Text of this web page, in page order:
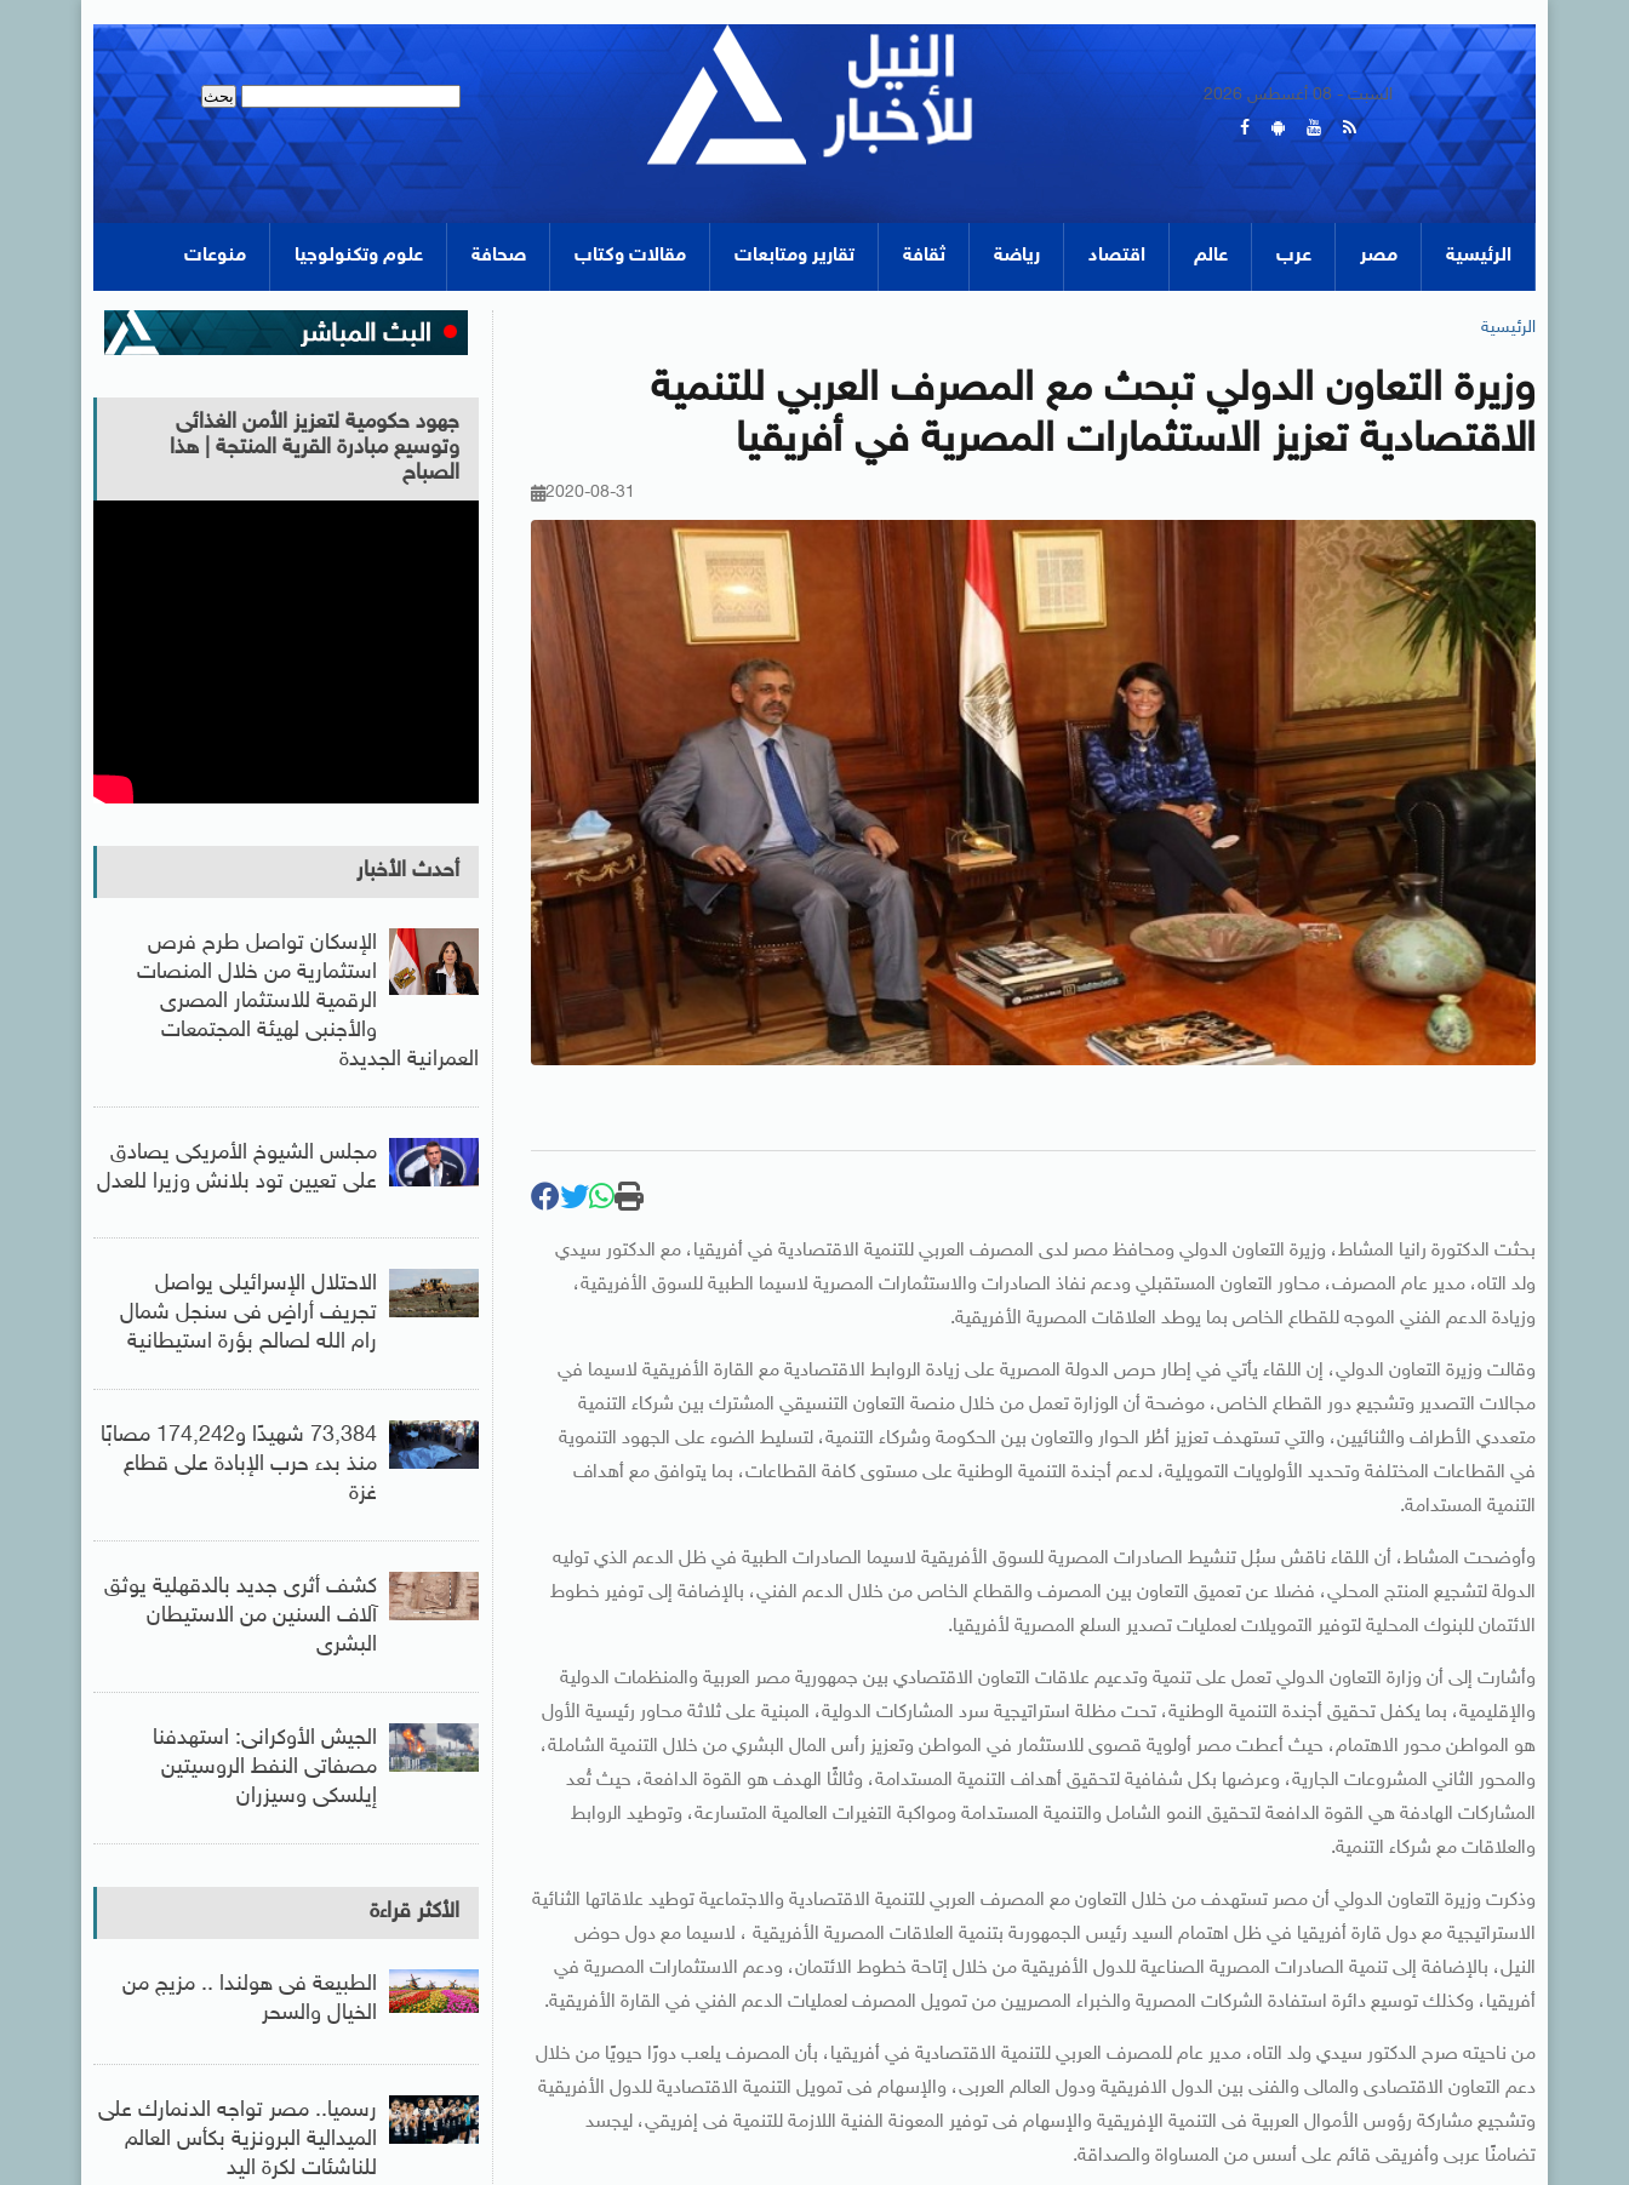
السبت - 08 أغسطس 2026
الرئيسية مصر عرب عالم اقتصاد رياضة ثقافة تقارير ومتابعات مقالات وكتاب صحافة علوم وتكنولوجيا منوعات
الرئيسية
وزيرة التعاون الدولي تبحث مع المصرف العربي للتنمية
الاقتصادية تعزيز الاستثمارات المصرية في أفريقيا
2020-08-31
بحثت الدكتورة رانيا المشاط، وزيرة التعاون الدولي ومحافظ مصر لدى المصرف العربي للتنمية الاقتصادية في أفريقيا، مع الدكتور سيدي
ولد التاه، مدير عام المصرف، محاور التعاون المستقبلي ودعم نفاذ الصادرات والاستثمارات المصرية لاسيما الطبية للسوق الأفريقية،
وزيادة الدعم الفني الموجه للقطاع الخاص بما يوطد العلاقات المصرية الأفريقية.
وقالت وزيرة التعاون الدولي، إن اللقاء يأتي في إطار حرص الدولة المصرية على زيادة الروابط الاقتصادية مع القارة الأفريقية لاسيما في
مجالات التصدير وتشجيع دور القطاع الخاص، موضحة أن الوزارة تعمل من خلال منصة التعاون التنسيقي المشترك بين شركاء التنمية
متعددي الأطراف والثنائيين، والتي تستهدف تعزيز أطُر الحوار والتعاون بين الحكومة وشركاء التنمية، لتسليط الضوء على الجهود التنموية
في القطاعات المختلفة وتحديد الأولويات التمويلية، لدعم أجندة التنمية الوطنية على مستوى كافة القطاعات، بما يتوافق مع أهداف
التنمية المستدامة.
وأوضحت المشاط، أن اللقاء ناقش سبُل تنشيط الصادرات المصرية للسوق الأفريقية لاسيما الصادرات الطبية في ظل الدعم الذي توليه
الدولة لتشجيع المنتج المحلي، فضلا عن تعميق التعاون بين المصرف والقطاع الخاص من خلال الدعم الفني، بالإضافة إلى توفير خطوط
الائتمان للبنوك المحلية لتوفير التمويلات لعمليات تصدير السلع المصرية لأفريقيا.
وأشارت إلى أن وزارة التعاون الدولي تعمل على تنمية وتدعيم علاقات التعاون الاقتصادي بين جمهورية مصر العربية والمنظمات الدولية
والإقليمية، بما يكفل تحقيق أجندة التنمية الوطنية، تحت مظلة استراتيجية سرد المشاركات الدولية، المبنية على ثلاثة محاور رئيسية الأول
هو المواطن محور الاهتمام، حيث أعطت مصر أولوية قصوى للاستثمار في المواطن وتعزيز رأس المال البشري من خلال التنمية الشاملة،
والمحور الثاني المشروعات الجارية، وعرضها بكل شفافية لتحقيق أهداف التنمية المستدامة، وثالثًا الهدف هو القوة الدافعة، حيث تُعد
المشاركات الهادفة هي القوة الدافعة لتحقيق النمو الشامل والتنمية المستدامة ومواكبة التغيرات العالمية المتسارعة، وتوطيد الروابط
والعلاقات مع شركاء التنمية.
وذكرت وزيرة التعاون الدولي أن مصر تستهدف من خلال التعاون مع المصرف العربي للتنمية الاقتصادية والاجتماعية توطيد علاقاتها الثنائية
الاستراتيجية مع دول قارة أفريقيا في ظل اهتمام السيد رئيس الجمهورىة بتنمية العلاقات المصرية الأفريقية ، لاسيما مع دول حوض
النيل، بالإضافة إلى تنمية الصادرات المصرية الصناعية للدول الأفريقية من خلال إتاحة خطوط الائتمان، ودعم الاستثمارات المصرية في
أفريقيا، وكذلك توسيع دائرة استفادة الشركات المصرية والخبراء المصريين من تمويل المصرف لعمليات الدعم الفني في القارة الأفريقية.
من ناحيته صرح الدكتور سيدي ولد التاه، مدير عام للمصرف العربي للتنمية الاقتصادية في أفريقيا، بأن المصرف يلعب دورًا حيويًا من خلال
دعم التعاون الاقتصادى والمالى والفنى بين الدول الافريقية ودول العالم العربى، والإسهام فى تمويل التنمية الاقتصادية للدول الأفريقية
وتشجيع مشاركة رؤوس الأموال العربية فى التنمية الإفريقية والإسهام فى توفير المعونة الفنية اللازمة للتنمية فى إفريقي، ليجسد
تضامنًا عربى وأفريقى قائم على أسس من المساواة والصداقة.
جهود حكومية لتعزيز الأمن الغذائى
وتوسيع مبادرة القرية المنتجة | هذا
الصباح
أحدث الأخبار
الإسكان تواصل طرح فرص
استثمارية من خلال المنصات
الرقمية للاستثمار المصرى
والأجنبى لهيئة المجتمعات
العمرانية الجديدة
مجلس الشيوخ الأمريكى يصادق
على تعيين تود بلانش وزيرا للعدل
الاحتلال الإسرائيلى يواصل
تجريف أراضٍ فى سنجل شمال
رام الله لصالح بؤرة استيطانية
73,384 شهيدًا و174,242 مصابًا
منذ بدء حرب الإبادة على قطاع
غزة
كشف أثرى جديد بالدقهلية يوثق
آلاف السنين من الاستيطان
البشرى
الجيش الأوكرانى: استهدفنا
مصفاتى النفط الروسيتين
إيلسكى وسيزران
الأكثر قراءة
الطبيعة فى هولندا .. مزيج من
الخيال والسحر
رسميا.. مصر تواجه الدنمارك على
الميدالية البرونزية بكأس العالم
للناشئات لكرة اليد